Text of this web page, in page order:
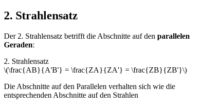
2. Strahlensatz
Der 2. Strahlensatz betrifft die Abschnitte auf den parallelen
Geraden:
2. Strahlensatz
\(\frac{AB}{A'B'} = \frac{ZA}{ZA'} = \frac{ZB}{ZB'}\)
Die Abschnitte auf den Parallelen verhalten sich wie die
entsprechenden Abschnitte auf den Strahlen